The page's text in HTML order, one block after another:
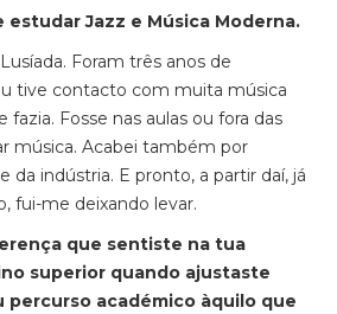
Jazz e Música Moderna.
Foram três anos de
tive contacto com muita música
Fosse nas aulas ou fora das
música. Acabei também por
indústria. E pronto, a partir daí, já
fui-me deixando levar.
que sentiste na tua
superior quando ajustaste
percurso académico àquilo que